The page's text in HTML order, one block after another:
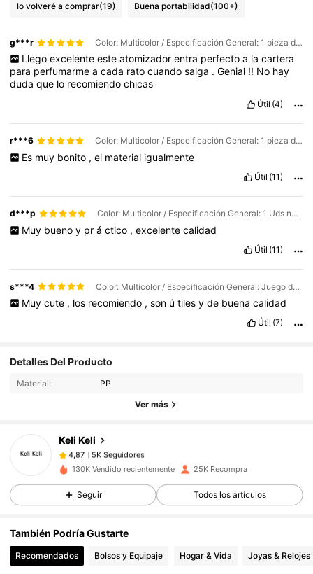
lo volveré a comprar(19) Buena portabilidad(100+)
g***r Color: Multicolor / Especificación General: 1 pieza de mármol blanco
Llego excelente este atomizador entra perfecto a la cartera
para perfumarmeacada ratocuandosalga .Genial !! No hay
dudaque lo recomiendochicas
Útil (4)
r***6 Color: Multicolor / Especificación General: 1 pieza de mármol rosa
Es muy bonito , el material igualmente
Útil (11)
d***p Color: Multicolor / Especificación General: 1 Uds negro
Muy bueno y pr á ctico , excelente calidad
Útil (11)
s***4 Color: Multicolor / Especificación General: Juego de 4 piezas
Muy cute , los recomiendo , son ú tiles y de buena calidad
Útil (7)
Detalles Del Producto
Material: PP
Ver más
Keli Keli
4,87 5K Seguidores
5K Seguidores
4,87 5K Seguidores
4,87 5K Seguidores
4,87
130K Vendido recientemente 25K Recompra
Seguir Todos los artículos
También Podría Gustarte
Recomendados Bolsos y Equipaje Hogar & Vida Joyas & Relojes